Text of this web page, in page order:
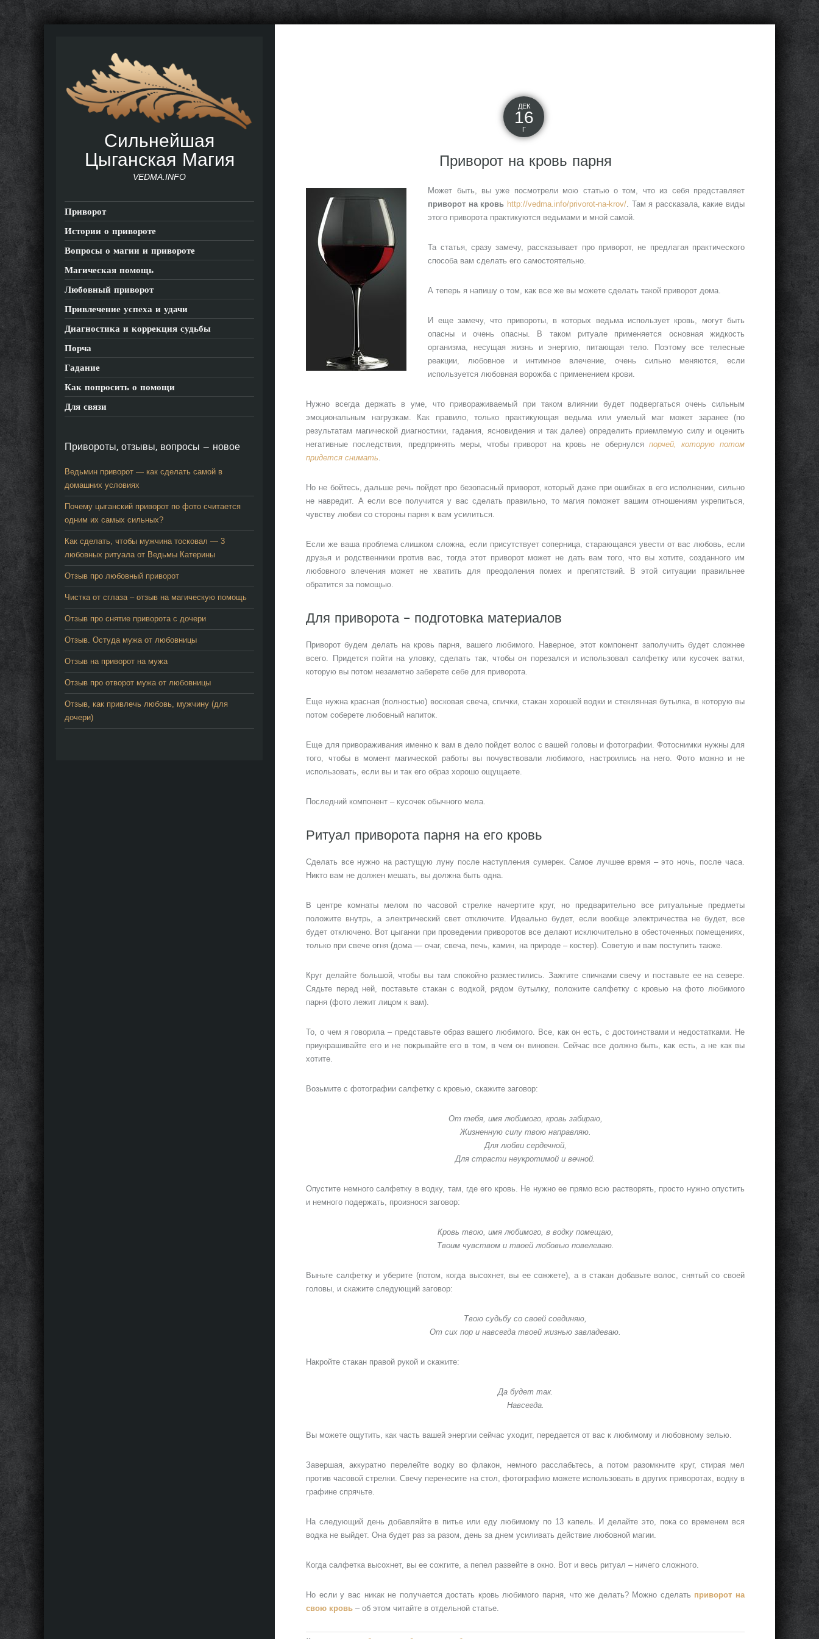
ДЕК
16
Г
Приворот на кровь парня
Может быть, вы уже посмотрели мою статью о том, что из себя представляет
приворот на кровь http://vedma.info/privorot-na-krov/. Там я рассказала, какие виды
этого приворота практикуются ведьмами и мной самой.
Та статья, сразу замечу, рассказывает про приворот, не предлагая практического
способа вам сделать его самостоятельно.
А теперь я напишу о том, как все же вы можете сделать такой приворот дома.
И еще замечу, что привороты, в которых ведьма использует кровь, могут быть
опасны и очень опасны. В таком ритуале применяется основная жидкость
организма, несущая жизнь и энергию, питающая тело. Поэтому все телесные
реакции, любовное и интимное влечение, очень сильно меняются, если
используется любовная ворожба с применением крови.
Нужно всегда держать в уме, что привораживаемый при таком влиянии будет подвергаться очень сильным
эмоциональным нагрузкам. Как правило, только практикующая ведьма или умелый маг может заранее (по
результатам магической диагностики, гадания, ясновидения и так далее) определить приемлемую силу и оценить
негативные последствия, предпринять меры, чтобы приворот на кровь не обернулся порчей, которую потом
придется снимать.
Но не бойтесь, дальше речь пойдет про безопасный приворот, который даже при ошибках в его исполнении, сильно
не навредит. А если все получится у вас сделать правильно, то магия поможет вашим отношениям укрепиться,
чувству любви со стороны парня к вам усилиться.
Если же ваша проблема слишком сложна, если присутствует соперница, старающаяся увести от вас любовь, если
друзья и родственники против вас, тогда этот приворот может не дать вам того, что вы хотите, созданного им
любовного влечения может не хватить для преодоления помех и препятствий. В этой ситуации правильнее
обратится за помощью.
Для приворота – подготовка материалов
Приворот будем делать на кровь парня, вашего любимого. Наверное, этот компонент заполучить будет сложнее
всего. Придется пойти на уловку, сделать так, чтобы он порезался и использовал салфетку или кусочек ватки,
которую вы потом незаметно заберете себе для приворота.
Еще нужна красная (полностью) восковая свеча, спички, стакан хорошей водки и стеклянная бутылка, в которую вы
потом соберете любовный напиток.
Еще для привораживания именно к вам в дело пойдет волос с вашей головы и фотографии. Фотоснимки нужны для
того, чтобы в момент магической работы вы почувствовали любимого, настроились на него. Фото можно и не
использовать, если вы и так его образ хорошо ощущаете.
Последний компонент – кусочек обычного мела.
Ритуал приворота парня на его кровь
Сделать все нужно на растущую луну после наступления сумерек. Самое лучшее время – это ночь, после часа.
Никто вам не должен мешать, вы должна быть одна.
В центре комнаты мелом по часовой стрелке начертите круг, но предварительно все ритуальные предметы
положите внутрь, а электрический свет отключите. Идеально будет, если вообще электричества не будет, все
будет отключено. Вот цыганки при проведении приворотов все делают исключительно в обесточенных помещениях,
только при свече огня (дома — очаг, свеча, печь, камин, на природе – костер). Советую и вам поступить также.
Круг делайте большой, чтобы вы там спокойно разместились. Зажгите спичками свечу и поставьте ее на севере.
Сядьте перед ней, поставьте стакан с водкой, рядом бутылку, положите салфетку с кровью на фото любимого
парня (фото лежит лицом к вам).
То, о чем я говорила – представьте образ вашего любимого. Все, как он есть, с достоинствами и недостатками. Не
приукрашивайте его и не покрывайте его в том, в чем он виновен. Сейчас все должно быть, как есть, а не как вы
хотите.
Возьмите с фотографии салфетку с кровью, скажите заговор:
От тебя, имя любимого, кровь забираю,
Жизненную силу твою направляю.
Для любви сердечной,
Для страсти неукротимой и вечной.
Опустите немного салфетку в водку, там, где его кровь. Не нужно ее прямо всю растворять, просто нужно опустить
и немного подержать, произнося заговор:
Кровь твою, имя любимого, в водку помещаю,
Твоим чувством и твоей любовью повелеваю.
Выньте салфетку и уберите (потом, когда высохнет, вы ее сожжете), а в стакан добавьте волос, снятый со своей
головы, и скажите следующий заговор:
Твою судьбу со своей соединяю,
От сих пор и навсегда твоей жизнью завладеваю.
Накройте стакан правой рукой и скажите:
Да будет так.
Навсегда.
Вы можете ощутить, как часть вашей энергии сейчас уходит, передается от вас к любимому и любовному зелью.
Завершая, аккуратно перелейте водку во флакон, немного расслабьтесь, а потом разомкните круг, стирая мел
против часовой стрелки. Свечу перенесите на стол, фотографию можете использовать в других приворотах, водку в
графине спрячьте.
На следующий день добавляйте в питье или еду любимому по 13 капель. И делайте это, пока со временем вся
водка не выйдет. Она будет раз за разом, день за днем усиливать действие любовной магии.
Когда салфетка высохнет, вы ее сожгите, а пепел развейте в окно. Вот и весь ритуал – ничего сложного.
Но если у вас никак не получается достать кровь любимого парня, что же делать? Можно сделать приворот на
свою кровь – об этом читайте в отдельной статье.
Сильнейшая
Цыганская Магия
VEDMA.INFO
Приворот
Истории о привороте
Вопросы о магии и привороте
Магическая помощь
Любовный приворот
Привлечение успеха и удачи
Диагностика и коррекция судьбы
Порча
Гадание
Как попросить о помощи
Для связи
Привороты, отзывы, вопросы — новое
Ведьмин приворот — как сделать самой в
домашних условиях
Почему цыганский приворот по фото считается
одним их самых сильных?
Как сделать, чтобы мужчина тосковал — 3
любовных ритуала от Ведьмы Катерины
Отзыв про любовный приворот
Чистка от сглаза – отзыв на магическую помощь
Отзыв про снятие приворота с дочери
Отзыв. Остуда мужа от любовницы
Отзыв на приворот на мужа
Отзыв про отворот мужа от любовницы
Отзыв, как привлечь любовь, мужчину (для
дочери)